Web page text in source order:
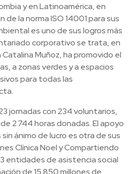
y en Latinoamérica, en
la norma ISO 14001 para sus
es uno de sus logros más
corporativo se trata, en
Catalina Muñoz, ha promovido el
a zonas verdes y a espacios
para todas las
jornadas con 234 voluntarios,
2.744 horas donadas. El apoyo
ánimo de lucro es otra de sus
Clínica Noel y Compartiendo
entidades de asistencia social
de 15.850 millones de